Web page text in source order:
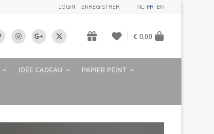
LOGIN ENREGISTRER NL FR EN
€ 0,00
IDÉE CADEAU PAPIER PEINT